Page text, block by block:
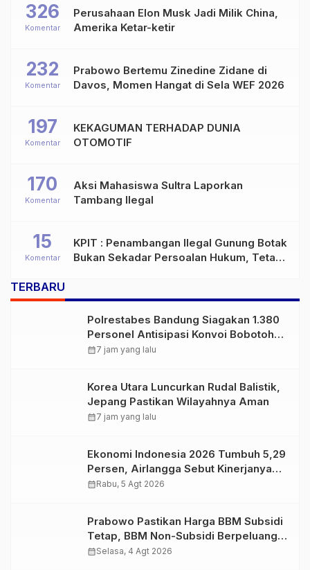
Perusahaan Elon Musk Jadi Milik China,
Amerika Ketar-ketir
326
Komentar
Prabowo Bertemu Zinedine Zidane di
Davos, Momen Hangat di Sela WEF 2026
232
Komentar
KEKAGUMAN TERHADAP DUNIA
OTOMOTIF
197
Komentar
Aksi Mahasiswa Sultra Laporkan
Tambang Ilegal
170
Komentar
KPIT : Penambangan Ilegal Gunung Botak
Bukan Sekadar Persoalan Hukum, Tetapi
15
Komentar
TERBARU
Polrestabes Bandung Siagakan 1.380
Personel Antisipasi Konvoi Bobotoh
Usai Final Piala Presiden
calendar_month7 jam yang lalu
Korea Utara Luncurkan Rudal Balistik,
Jepang Pastikan Wilayahnya Aman
calendar_month7 jam yang lalu
Ekonomi Indonesia 2026 Tumbuh 5,29
Persen, Airlangga Sebut Kinerjanya
Lampaui Rata-Rata Global
calendar_monthRabu, 5 Agt 2026
Prabowo Pastikan Harga BBM Subsidi
Tetap, BBM Non-Subsidi Berpeluang
Turun
calendar_monthSelasa, 4 Agt 2026